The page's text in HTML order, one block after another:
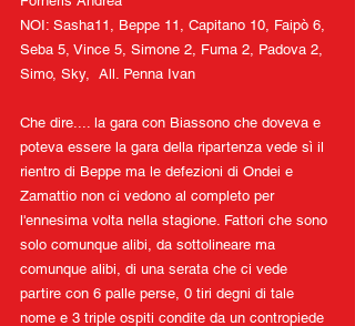
NOI: Sasha11, Beppe 11, Capitano 10, Faipò 6,
Seba 5, Vince 5, Simone 2, Fuma 2, Padova 2,
Simo, Sky,  All. Penna Ivan
Che dire.... la gara con Biassono che doveva e
poteva essere la gara della ripartenza vede sì il
rientro di Beppe ma le defezioni di Ondei e
Zamattio non ci vedono al completo per
l'ennesima volta nella stagione. Fattori che sono
solo comunque alibi, da sottolineare ma
comunque alibi, di una serata che ci vede
partire con 6 palle perse, 0 tiri degni di tale
nome e 3 triple ospiti condite da un contropiede